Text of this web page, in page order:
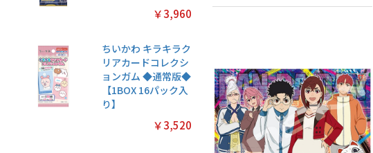
￥3,960
ちいかわ キラキラク
リアカードコレクシ
ョンガム ◆通常版◆
【1BOX 16パック入
り】
￥3,520